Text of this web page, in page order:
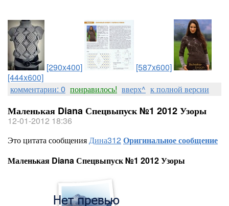
[290x400]
[587x600]
[444x600]
комментарии: 0 понравилось! вверх^ к полной версии
Маленькая Diana Спецвыпуск №1 2012 Узоры
12-01-2012 18:36
Это цитата сообщенияДина312Оригинальное сообщение
Маленькая Diana Спецвыпуск №1 2012 Узоры